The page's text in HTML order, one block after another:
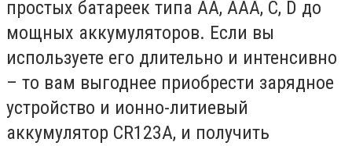
простых батареек типа АА, ААА, C, D до
мощных аккумуляторов. Если вы
используете его длительно и интенсивно
– то вам выгоднее приобрести зарядное
устройство и ионно-литиевый
аккумулятор CR123A, и получить